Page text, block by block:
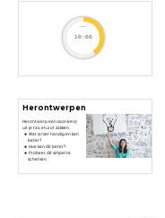
timer
10:00
Herontwerpen
Herontwerp een voorwerp
uit je tas, etui of zakken.
Wat is niet handig en kan
beter?
Hoe kan dit beter?
Probeer dit simpel te
schetsen